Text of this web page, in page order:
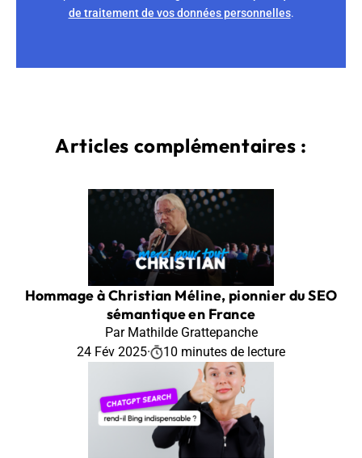
de traitement de vos données personnelles.
Articles complémentaires :
Hommage à Christian Méline, pionnier du SEO
sémantique en France
Par Mathilde Grattepanche
24 Fév 2025· 10 minutes de lecture